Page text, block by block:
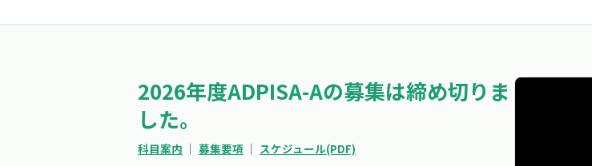
2026年度ADPISA-Aの募集は締め切りま
した。
科目案内 ｜ 募集要項 ｜ スケジュール(PDF)